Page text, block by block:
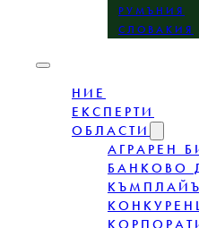
РУМЪНИЯ
СЛОВАКИЯ
НИЕ
ЕКСПЕРТИ
ОБЛАСТИ
АГРАРЕН
БАНКОВО